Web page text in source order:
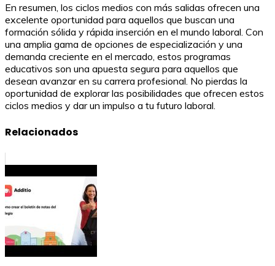
En resumen, los ciclos medios con más salidas ofrecen una
excelente oportunidad para aquellos que buscan una
formación sólida y rápida inserción en el mundo laboral. Con
una amplia gama de opciones de especialización y una
demanda creciente en el mercado, estos programas
educativos son una apuesta segura para aquellos que
desean avanzar en su carrera profesional. No pierdas la
oportunidad de explorar las posibilidades que ofrecen estos
ciclos medios y dar un impulso a tu futuro laboral.
Relacionados